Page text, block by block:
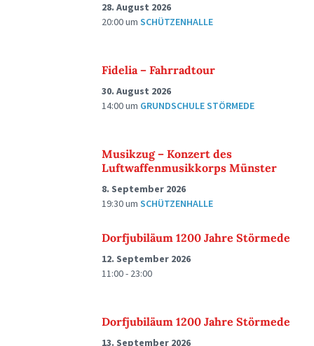
28. August 2026
20:00um SCHÜTZENHALLE
Fidelia – Fahrradtour
30. August 2026
14:00um GRUNDSCHULE STÖRMEDE
Musikzug – Konzert des
Luftwaffenmusikkorps Münster
8. September 2026
19:30um SCHÜTZENHALLE
Dorfjubiläum 1200 Jahre Störmede
12. September 2026
11:00 - 23:00
Dorfjubiläum 1200 Jahre Störmede
13. September 2026